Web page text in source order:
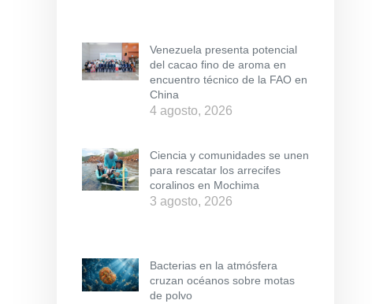
Venezuela presenta potencial
del cacao fino de aroma en
encuentro técnico de la FAO en
China
4 agosto, 2026
Ciencia y comunidades se unen
para rescatar los arrecifes
coralinos en Mochima
3 agosto, 2026
Bacterias en la atmósfera
cruzan océanos sobre motas
de polvo